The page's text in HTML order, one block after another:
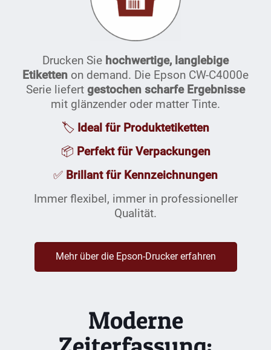
Drucken Sie hochwertige, langlebige
Etiketten on demand. Die Epson CW-C4000e
Serie liefert gestochen scharfe Ergebnisse
mit glänzender oder matter Tinte.
🏷️ Ideal für Produktetiketten
📦 Perfekt für Verpackungen
✅ Brillant für Kennzeichnungen
Immer flexibel, immer in professioneller
Qualität.
Mehr über die Epson-Drucker erfahren
Moderne